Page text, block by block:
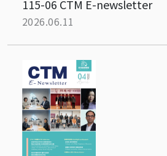
115-06 CTM E-newsletter
2026.06.11